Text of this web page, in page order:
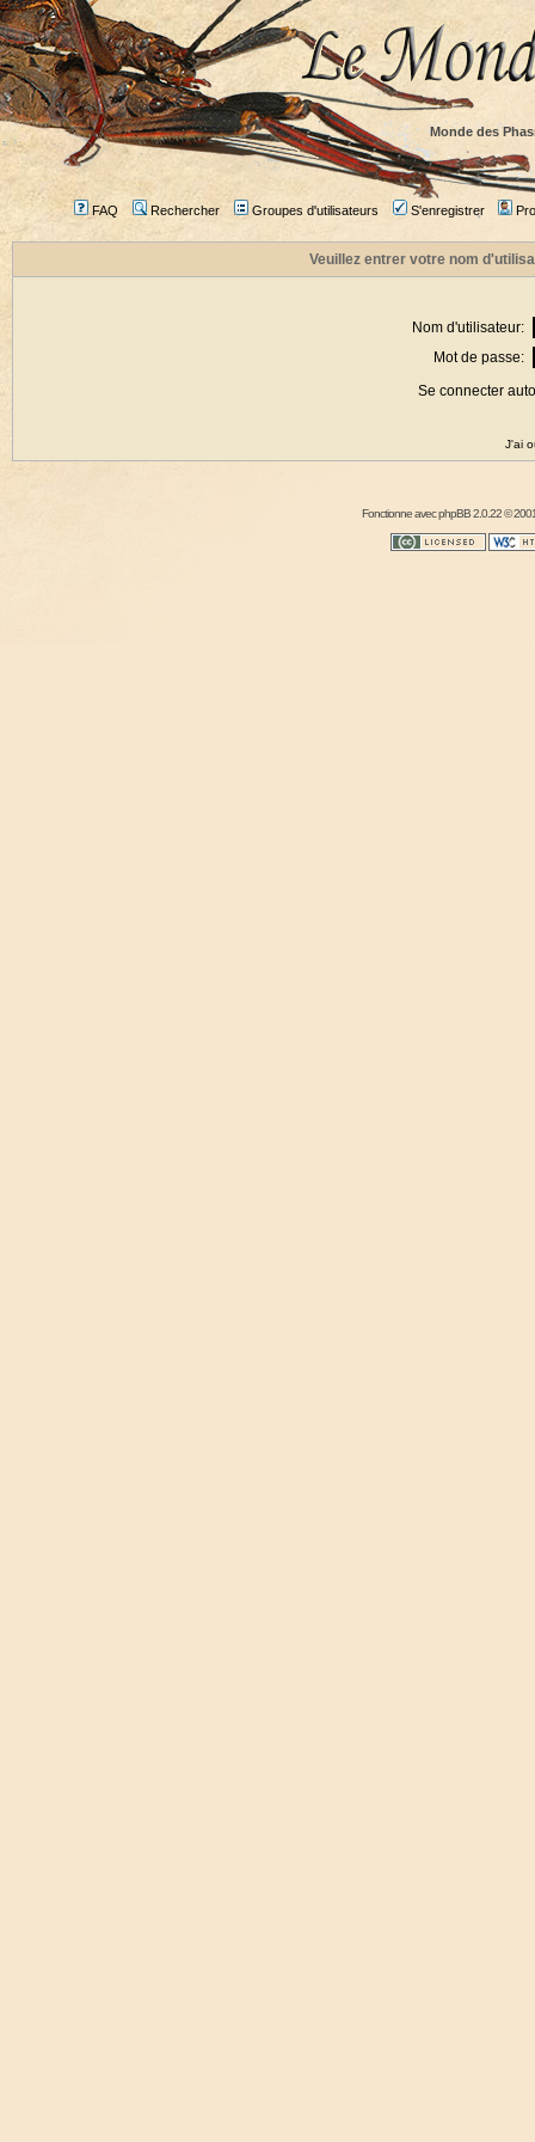
Monde des
FAQ Rechercher Groupes d'utilisateurs S'enregistrer
Veuillez entrer votre nom
Nom d'utilisateur:
Mot de passe:
Se connecter
J'ai
Fonctionne avecphpBB2.0.22 ©